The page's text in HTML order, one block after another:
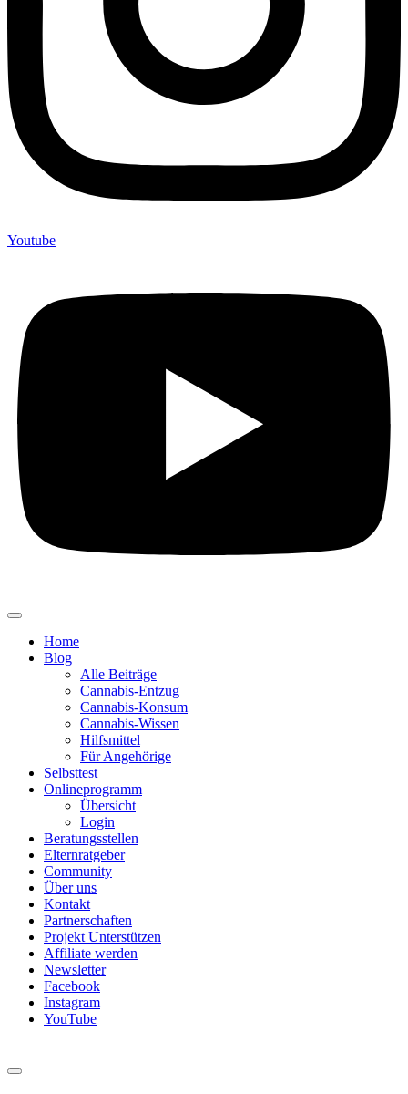
Youtube
Home
Blog
Alle Beiträge
Cannabis-Entzug
Cannabis-Konsum
Cannabis-Wissen
Hilfsmittel
Für Angehörige
Selbsttest
Onlineprogramm
Übersicht
Login
Beratungsstellen
Elternratgeber
Community
Über uns
Kontakt
Partnerschaften
Projekt Unterstützen
Affiliate werden
Newsletter
Facebook
Instagram
YouTube